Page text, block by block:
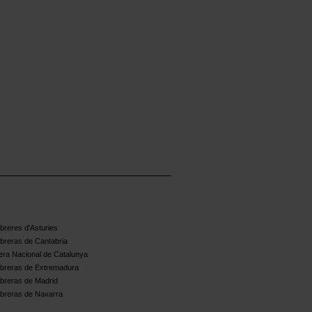
d'Asturies
de Cantabria
Nacional de Catalunya
de Extremadura
de Madrid
de Navarra